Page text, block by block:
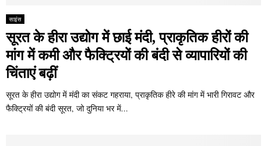
साइंस
सूरत के हीरा उद्योग में छाई मंदी, प्राकृतिक हीरों की
मांग में कमी और फैक्ट्रियों की बंदी से व्यापारियों की
चिंताएं बढ़ीं
सूरत के हीरा उद्योग में मंदी का संकट गहराया, प्राकृतिक हीरे की मांग में भारी गिरावट और
फैक्ट्रियों की बंदी सूरत, जो दुनिया भर में...